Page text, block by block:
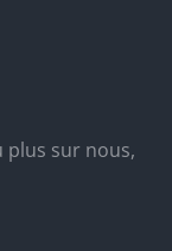
plus sur nous,